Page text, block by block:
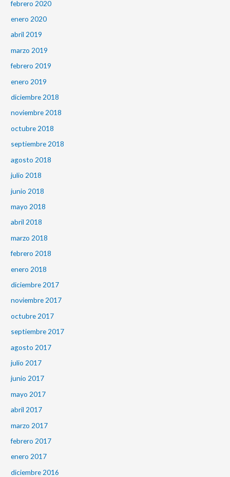
febrero 2020
enero 2020
abril 2019
marzo 2019
febrero 2019
enero 2019
diciembre 2018
noviembre 2018
octubre 2018
septiembre 2018
agosto 2018
julio 2018
junio 2018
mayo 2018
abril 2018
marzo 2018
febrero 2018
enero 2018
diciembre 2017
noviembre 2017
octubre 2017
septiembre 2017
agosto 2017
julio 2017
junio 2017
mayo 2017
abril 2017
marzo 2017
febrero 2017
enero 2017
diciembre 2016